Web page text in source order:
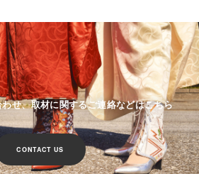
せ、取材に関するご連絡などはこちら
CONTACT US